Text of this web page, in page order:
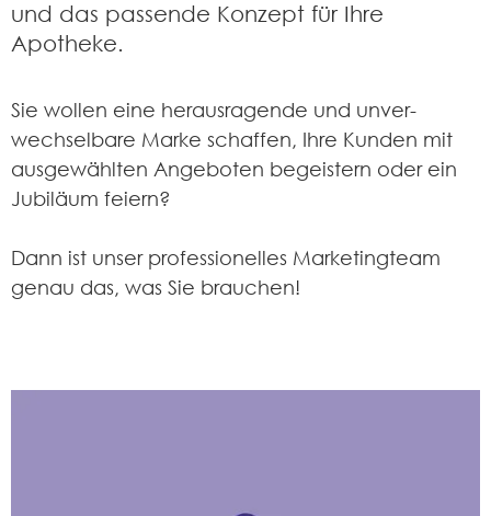
und das passende Konzept für Ihre
Apotheke.
Sie wollen eine herausragende und unver­
wechselbare Marke schaffen, Ihre Kunden mit
ausgewählten Angeboten begeistern oder ein
Jubiläum feiern?
Dann ist unser professionelles Marketingteam
genau das, was Sie brauchen!